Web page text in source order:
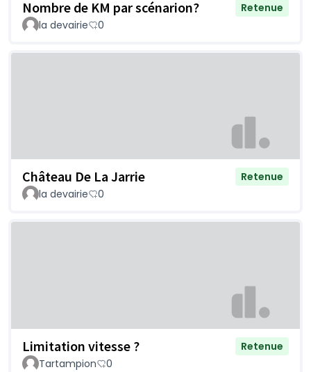
Nombre de KM par scénarion?
Retenue
la devairie
0
Château De La Jarrie
Retenue
la devairie
0
Limitation vitesse ?
Retenue
Tartampion
0